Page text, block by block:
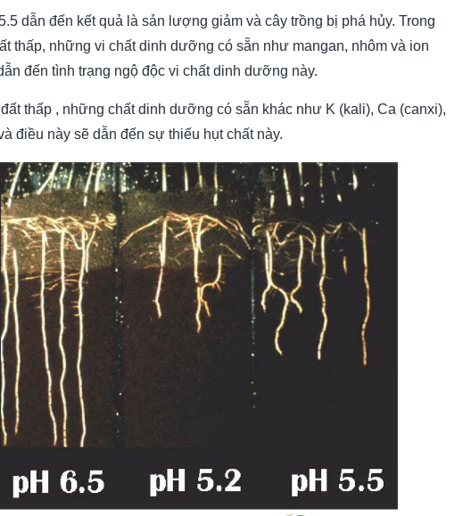
dẫn đến kết quả là sản lượng giảm và cây trồng bị phá hủy. Trong
thấp, những vi chất dinh dưỡng có sẵn như mangan, nhôm và ion
đến tình trạng ngộ độc vi chất dinh dưỡng này.
thấp , những chất dinh dưỡng có sẵn khác như K (kali), Ca (canxi),
điều này sẽ dẫn đến sự thiếu hụt chất này.